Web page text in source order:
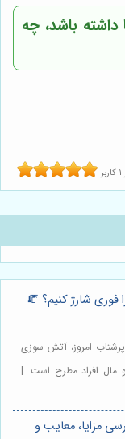
باشد، چه
1 کاربر
شارژ کنیم؟ 🧯
امروز، آتش سوزی
مال افراد مطرح است. |
مزایا، معایب و